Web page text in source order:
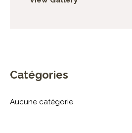
Catégories
Aucune catégorie